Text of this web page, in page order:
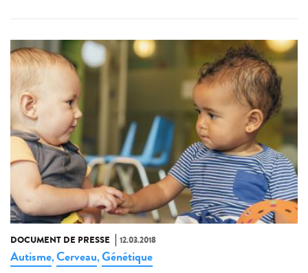
DOCUMENT DE PRESSE 12.03.2018
Autisme,Cerveau,Génétique